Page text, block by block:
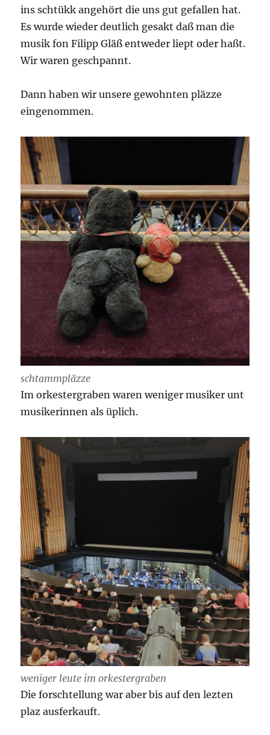
ins schtükk angehört die uns gut gefallen hat.
Es wurde wieder deutlich gesakt daß man die
musik fon Filipp Gläß entweder liept oder haßt.
Wir waren geschpannt.
Dann haben wir unsere gewohnten pläzze
eingenommen.
schtammpläzze
Im orkestergraben waren weniger musiker unt
musikerinnen als üplich.
weniger leute im orkestergraben
Die forschtellung war aber bis auf den lezten
plaz ausferkauft.